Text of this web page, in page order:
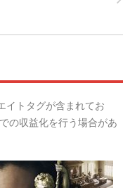
イトタグが含まれてお
の収益化を行う場合があ